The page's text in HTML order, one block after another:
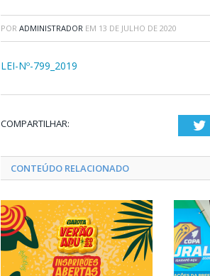
POR ADMINISTRADOR EM 13 DE JULHO DE 2020
LEI-Nº-799_2019
COMPARTILHAR:
CONTEÚDO RELACIONADO